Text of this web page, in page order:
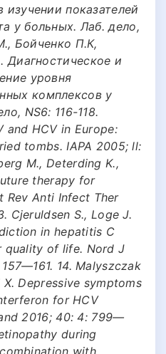
изучении показателей
у больных. Лаб. дело,
Бойченко П.К,
и
уровня
комплексов у
NS6: 116-118.
and HCV in Europe:
tombs. IAPA 2005; ll:
M., Deterding K.,
therapy for
Rev Anti Infect Ther
Cjeruldsen S., Loge J.
in hepatitis С
quality of life. Nord J
14. Malyszczak
Depressive symptoms
for HCV
2016; 40: 4: 799—
during
with